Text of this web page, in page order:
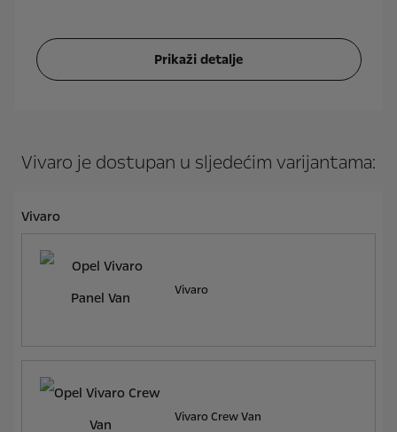
Prikaži detalje
Vivaro je dostupan u sljedećim varijantama:
Vivaro
Vivaro
Vivaro Crew Van